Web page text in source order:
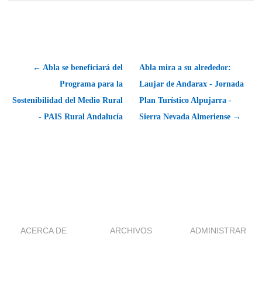
← Abla se beneficiará del
Programa para la
Sostenibilidad del Medio Rural
- PAIS Rural Andalucía
Abla mira a su alrededor:
Laujar de Andarax - Jornada
Plan Turístico Alpujarra -
Sierra Nevada Almeriense →
ACERCA DE ARCHIVOS ADMINISTRAR